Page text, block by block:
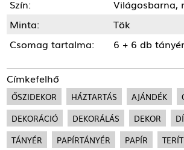
Szín:
Világosbarna,
Minta:
Tök
Csomag tartalma:
6 + 6 db tányér
Címkefelhő
ŐSZIDEKOR HÁZTARTÁS AJÁNDÉK
DEKORÁCIÓ
DEKORÁLÁS DEKOR
TÁNYÉR
PAPÍRTÁNYÉR PAPÍR